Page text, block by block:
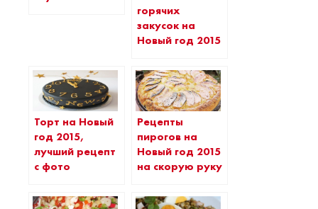
горячих
закусок на
Новый год 2015
Торт на Новый
год 2015,
лучший рецепт
с фото
Рецепты
пирогов на
Новый год 2015
на скорую руку